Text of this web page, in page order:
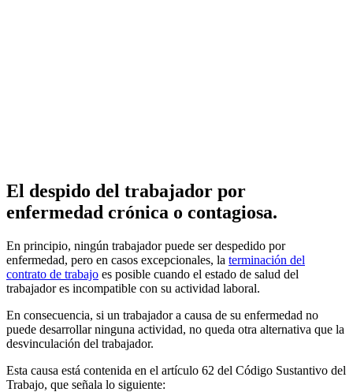
El despido del trabajador por
enfermedad crónica o contagiosa.
En principio, ningún trabajador puede ser despedido por
enfermedad, pero en casos excepcionales, la terminación del
contrato de trabajo es posible cuando el estado de salud del
trabajador es incompatible con su actividad laboral.
En consecuencia, si un trabajador a causa de su enfermedad no
puede desarrollar ninguna actividad, no queda otra alternativa que la
desvinculación del trabajador.
Esta causa está contenida en el artículo 62 del Código Sustantivo del
Trabajo, que señala lo siguiente: